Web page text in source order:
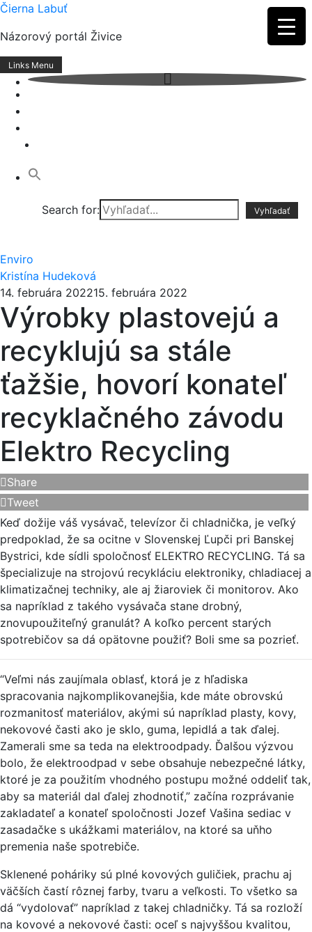
Skip
content
Čierna Labuť
Názorový portál Živice
Links Menu
Search for:
Enviro
Kristína Hudeková
14. februára 202215. februára 2022
Výrobky plastovejú a
recyklujú sa stále
ťažšie, hovorí konateľ
recyklačného závodu
Elektro Recycling
Share
Tweet
Keď dožije váš vysávač, televízor či chladnička, je veľký
predpoklad, že sa ocitne v Slovenskej Ľupči pri Banskej
Bystrici, kde sídli spoločnosť ELEKTRO RECYCLING. Tá sa
špecializuje na strojovú recykláciu elektroniky, chladiacej a
klimatizačnej techniky, ale aj žiaroviek či monitorov. Ako
sa napríklad z takého vysávača stane drobný,
znovupoužiteľný granulát? A koľko percent starých
spotrebičov sa dá opätovne použiť? Boli sme sa pozrieť.
“Veľmi nás zaujímala oblasť, ktorá je z hľadiska
spracovania najkomplikovanejšia, kde máte obrovskú
rozmanitosť materiálov, akými sú napríklad plasty, kovy,
nekovové časti ako je sklo, guma, lepidlá a tak ďalej.
Zamerali sme sa teda na elektroodpady. Ďalšou výzvou
bolo, že elektroodpad v sebe obsahuje nebezpečné látky,
ktoré je za použitím vhodného postupu možné oddeliť tak,
aby sa materiál dal ďalej zhodnotiť,” začína rozprávanie
zakladateľ a konateľ spoločnosti Jozef Vašina sediac v
zasadačke s ukážkami materiálov, na ktoré sa uňho
premenia naše spotrebiče.
Sklenené poháriky sú plné kovových guličiek, prachu aj
väčších častí rôznej farby, tvaru a veľkosti. To všetko sa
dá “vydolovať” napríklad z takej chladničky. Tá sa rozloží
na kovové a nekovové časti: oceľ s najvyššou kvalitou,